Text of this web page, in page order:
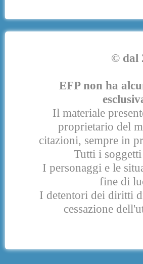
© dal
EFP non ha
Il materiale
proprietario del
citazioni, sempre in
Tutti i
I personaggi e le
fine di
I detentori dei diritti
cessazione